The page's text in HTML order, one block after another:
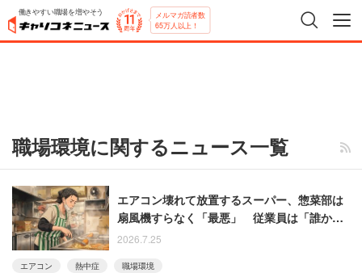
働きやすい職場を増やそう メルマガ読者数
65万人以上！
職場環境に関するニュース一覧
エアコン壊れて放置するスーパー、惣菜部は
扇風機すらなく「最悪」 従業員は「誰か2～
3人熱中症で倒れないと……」と悲観視
2026.7.25
エアコン 熱中症 職場環境